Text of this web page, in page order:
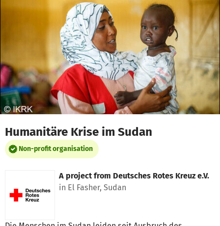
Skip to main content
Show accessibility statement
Humanitäre Krise im Sudan
Non-profit organisation
A project from Deutsches Rotes Kreuz e.V.
in El Fasher, Sudan